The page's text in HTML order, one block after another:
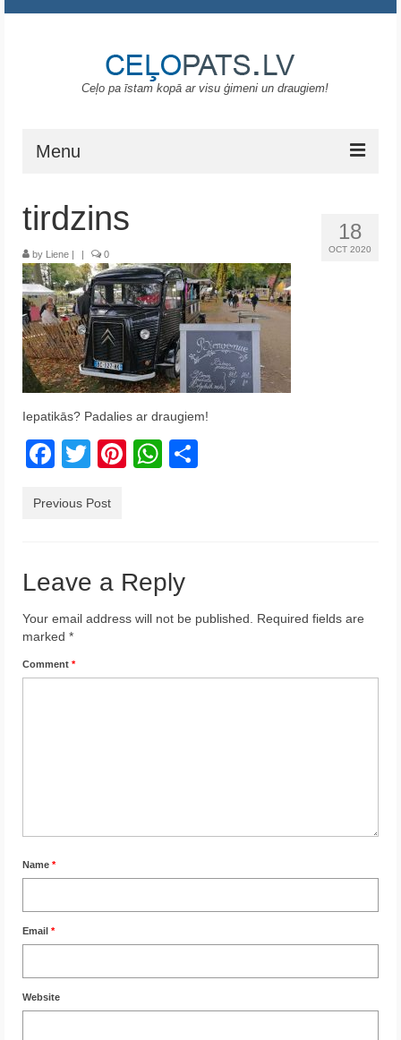
Ceļo pa īstam kopā ar visu ģimeni un draugiem!
Menu
Portugāle
ASV
Melnkalne
Grieķija
Krēta
Francija
Indonēzija
Par Mums
18
OCT 2020
tirdzins
by Liene | | 0
Iepatikās? Padalies ar draugiem!
Facebook
TwitterPinterest
WhatsApp
Previous Post
Leave a Reply
Your email address will not be published.
Required fields are
marked *
Comment *
Name *
Email *
Website